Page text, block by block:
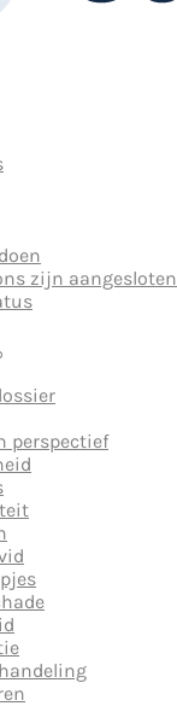
zijn aangesloten
perspectief